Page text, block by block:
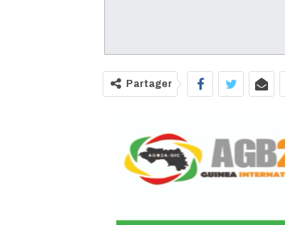
Partager